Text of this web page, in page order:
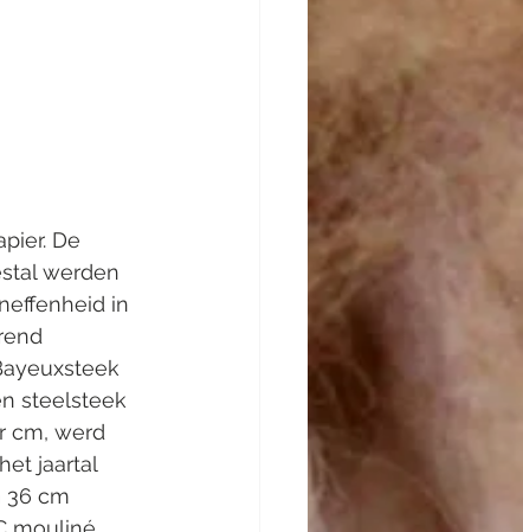
De
werden
in
steelsteek
cm, werd
jaartal
36 cm